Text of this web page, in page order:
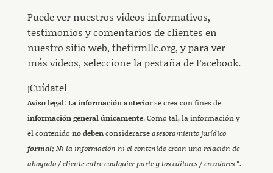
Puede ver nuestros videos informativos,
testimonios y comentarios de clientes en
nuestro sitio web, thefirmllc.org, y para ver
más videos, seleccione la pestaña de Facebook.
¡Cuídate!
Aviso legal: La información anteriorse crea con fines de
información general únicamente. Como tal, la información y
el contenido no debenconsiderarseasesoramiento jurídico
formal; Ni la información ni el contenido crean una relación de
abogado / cliente entre cualquier parte y los editores / creadores “.